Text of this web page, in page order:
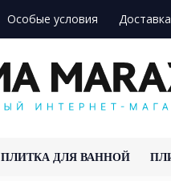
Особые условия Доставка
ПЛИТКА ДЛЯ ВАННОЙ